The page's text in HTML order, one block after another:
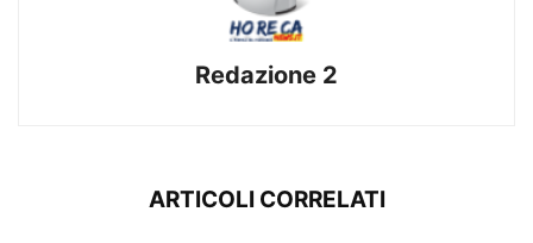
Redazione 2
ARTICOLI CORRELATI